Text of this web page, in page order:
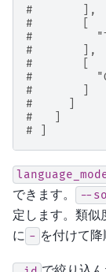
#       ],
#       [
#
#       ],
#       [
#
#       ]
#     ]
#   ]
# ]
できます。
--
定します。類似
に - を付けて降